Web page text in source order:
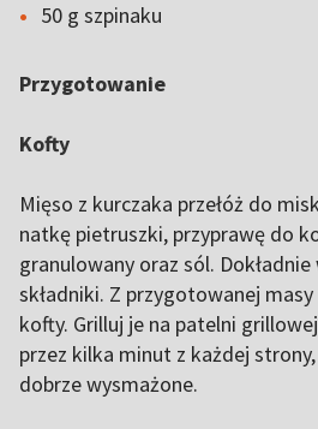
50 g szpinaku
Przygotowanie
Kofty
Mięso z kurczaka przełóż do
natkę pietruszki, przyprawę do
granulowany oraz sól.
składniki. Z przygotowanej
kofty. Grilluj je na patelni
przez kilka minut z każdej
dobrze wysmażone.